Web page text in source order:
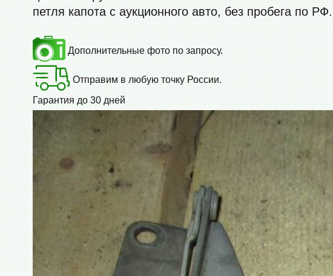
петля капота с аукционного авто, без пробега по РФ.
Дополнительные фото по запросу.
Отправим в любую точку России.
Гарантия до 30 дней